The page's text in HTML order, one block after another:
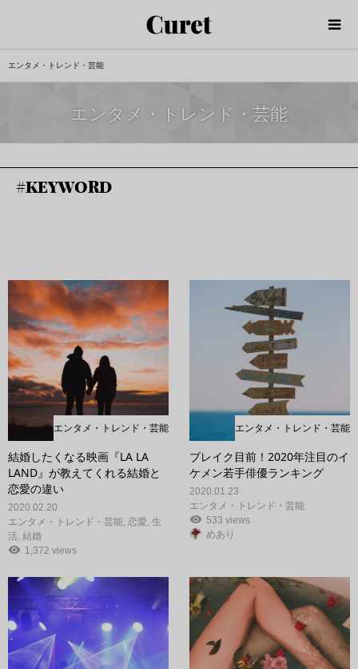
エンタメ・トレンド・芸能
エンタメ・トレンド・芸能
#KEYWORD
エンタメ・トレンド・芸能
結婚したくなる映画『LA LA
LAND』が教えてくれる結婚と
恋愛の違い
2020.02.20
エンタメ・トレンド・芸能 恋愛 生
活 結婚
1,372 views
エンタメ・トレンド・芸能
ブレイク目前！2020年注目のイ
ケメン若手俳優ランキング
2020.01.23
エンタメ・トレンド・芸能
533 views
めあり